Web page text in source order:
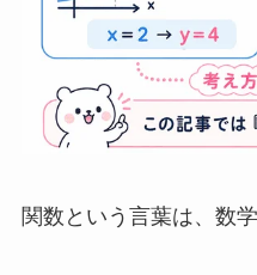
関数という言葉は、数